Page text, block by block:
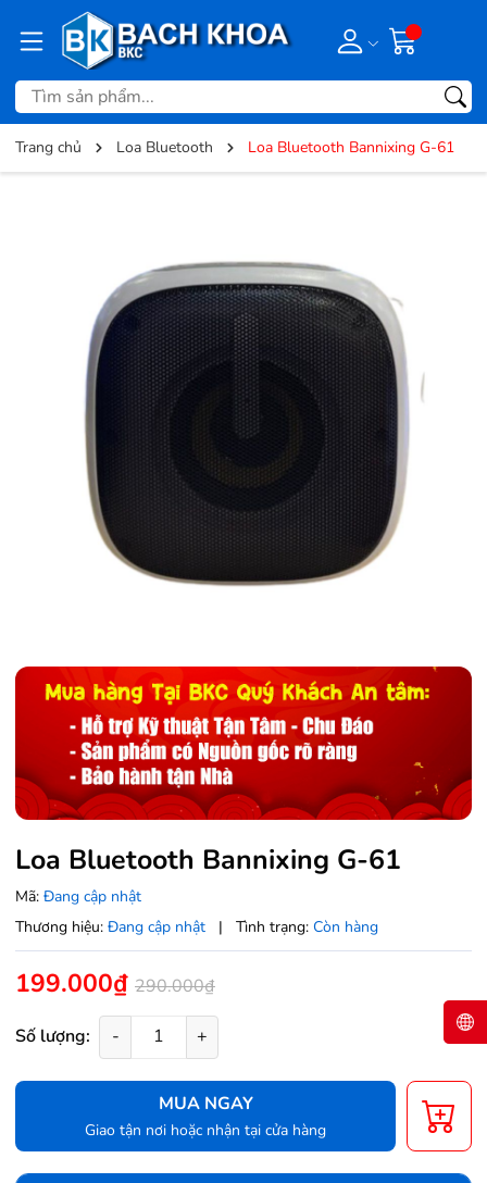
Trang chủ Loa Bluetooth Loa Bluetooth Bannixing G-61
Loa Bluetooth Bannixing G-61
Mã: Đang cập nhật
Thương hiệu: Đang cập nhật | Tình trạng: Còn hàng
199.000₫ 290.000₫
Số lượng: - +
MUA NGAY
Giao tận nơi hoặc nhận tại cửa hàng